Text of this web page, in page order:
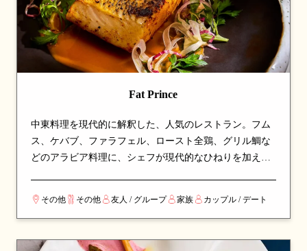
Fat Prince
中東料理を現代的に解釈した、人気のレストラン。フム
ス、ケバブ、ファラフェル、ロースト全鶏、グリル鯛な
どのアラビア料理に、シェフが現代的なひねりを加えて
す。
その他 その他 友人 / グループ 家族 カップル / デート